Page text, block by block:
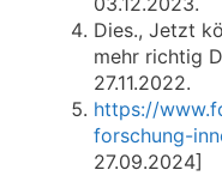
Dies., Jetzt
mehr richtig
27.11.2022.
https://
forschung-
27.09.2024]